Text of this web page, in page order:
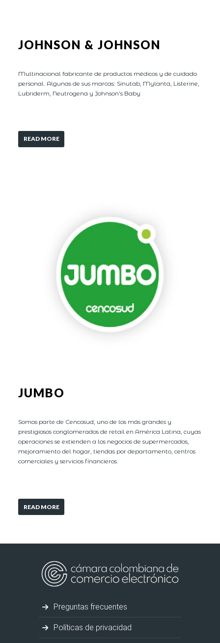
JOHNSON & JOHNSON
Multinacional fabricante de productos médicos y de cuidado
personal. Algunas de sus marcas: Sinutab, Mylanta, Listerine,
Lubriderm, Neutrogena y Johnson’s Baby
READ MORE
JUMBO
Somos parte de Cencosud, uno de los más grandes y
prestigiosos conglomerados de retail en América Latina, cuyas
operaciones se extienden a los negocios de supermercados,
mejoramiento del hogar, tiendas por departamento, centros
comerciales y servicios financieros.
READ MORE
Preguntas frecuentes
Políticas de privacidad